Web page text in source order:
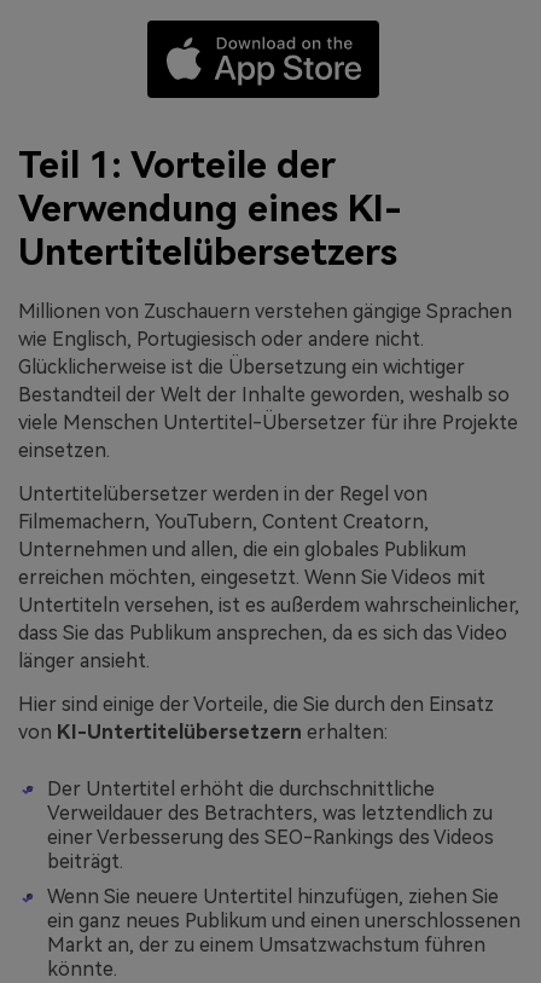
Teil 1: Vorteile der
Verwendung eines KI-
Untertitelübersetzers
Millionen von Zuschauern verstehen gängige Sprachen
wie Englisch, Portugiesisch oder andere nicht.
Glücklicherweise ist die Übersetzung ein wichtiger
Bestandteil der Welt der Inhalte geworden, weshalb so
viele Menschen Untertitel-Übersetzer für ihre Projekte
einsetzen.
Untertitelübersetzer werden in der Regel von
Filmemachern, YouTubern, Content Creatorn,
Unternehmen und allen, die ein globales Publikum
erreichen möchten, eingesetzt. Wenn Sie Videos mit
Untertiteln versehen, ist es außerdem wahrscheinlicher,
dass Sie das Publikum ansprechen, da es sich das Video
länger ansieht.
Hier sind einige der Vorteile, die Sie durch den Einsatz
von KI-Untertitelübersetzern erhalten:
Der Untertitel erhöht die durchschnittliche
Verweildauer des Betrachters, was letztendlich zu
einer Verbesserung des SEO-Rankings des Videos
beiträgt.
Wenn Sie neuere Untertitel hinzufügen, ziehen Sie
ein ganz neues Publikum und einen unerschlossenen
Markt an, der zu einem Umsatzwachstum führen
könnte.